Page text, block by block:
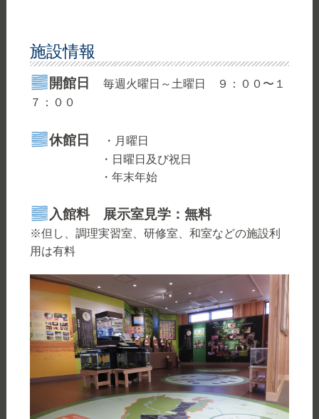
施設情報
開館日 毎週火曜日～土曜日 ９：００〜１
７：００
休館日
・月曜日
・日曜日及び祝日
・年末年始
入館料 展示室見学：無料
※但し、調理実習室、研修室、和室などの施設利
用は有料